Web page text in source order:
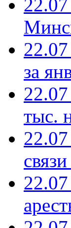
за
тыс.